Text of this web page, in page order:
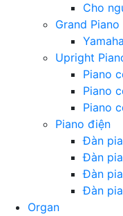
Cho
Grand Piano
Upright
Piano
Piano
Piano
Piano điện
Đàn
Đàn
Đàn
Đàn
Organ